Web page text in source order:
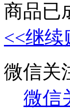
商品已
<<继续
微信关
微信